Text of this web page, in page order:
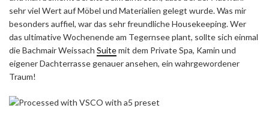
sehr viel Wert auf Möbel und Materialien gelegt wurde. Was mir
besonders auffiel, war das sehr freundliche Housekeeping. Wer
das ultimative Wochenende am Tegernsee plant, sollte sich einmal
die Bachmair Weissach Suitemit dem Private Spa, Kamin und
eigener Dachterrasse genauer ansehen, ein wahrgewordener
Traum!